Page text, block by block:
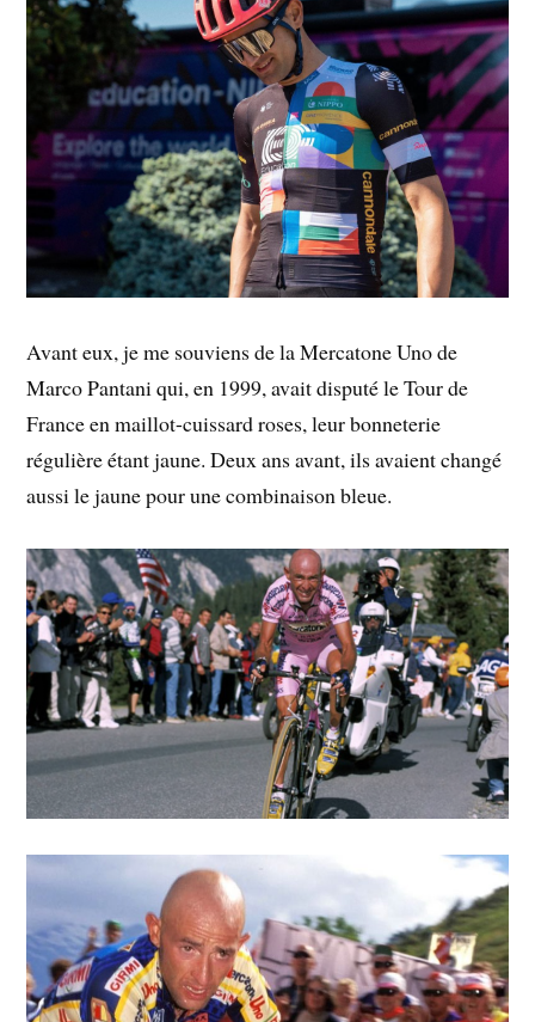
Avant eux, je me souviens de la Mercatone Uno de
Marco Pantani qui, en 1999, avait disputé le Tour de
France en maillot-cuissard roses, leur bonneterie
régulière étant jaune. Deux ans avant, ils avaient changé
aussi le jaune pour une combinaison bleue.